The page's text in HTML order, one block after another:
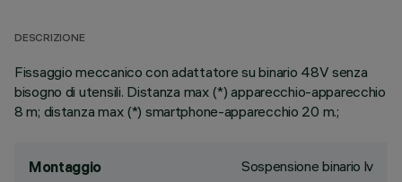
DESCRIZIONE
Fissaggio meccanico con adattatore su binario 48V senza
bisogno di utensili. Distanza max (*) apparecchio-apparecchio
8 m; distanza max (*) smartphone-apparecchio 20 m.;
Montaggio Sospensione binario lv